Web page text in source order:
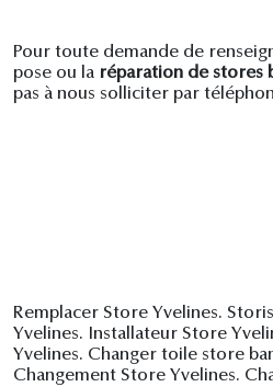
Pour toute demande de
pose ou la réparation de stores
pas à nous solliciter par
Remplacer Store Yvelines.
Yvelines. Installateur Store
Yvelines. Changer toile store
Changement Store Yvelines.